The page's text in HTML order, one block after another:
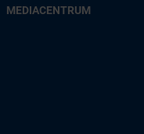
ME­DIA­CEN­TRUM